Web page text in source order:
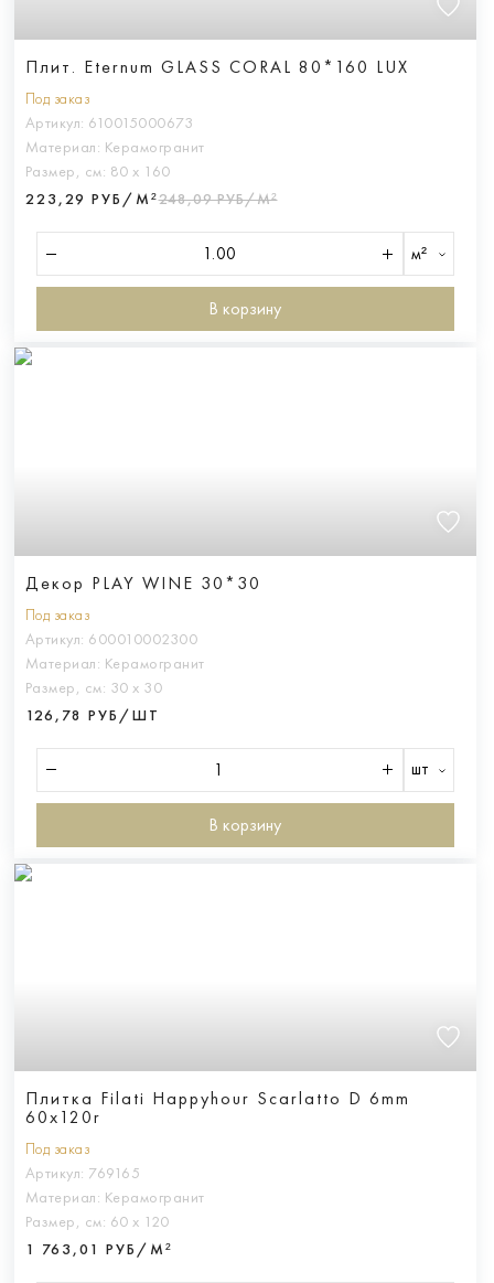
Плит. Eternum GLASS CORAL 80*160 LUX
Под заказ
Артикул: 610015000673
Материал: Керамогранит
Размер, см: 80 х 160
223,29 РУБ/М²248,09 РУБ/М²
м²
В корзину
Декор PLAY WINE 30*30
Под заказ
Артикул: 600010002300
Материал: Керамогранит
Размер, см: 30 х 30
126,78 РУБ/ШТ
шт
В корзину
Плитка Filati Happyhour Scarlatto D 6mm
60x120r
Под заказ
Артикул: 769165
Материал: Керамогранит
Размер, см: 60 х 120
1 763,01 РУБ/М²